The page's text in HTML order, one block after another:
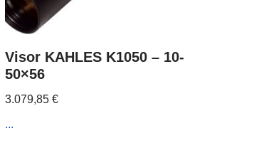
Visor KAHLES K1050 – 10-
50×56
3.079,85€
...